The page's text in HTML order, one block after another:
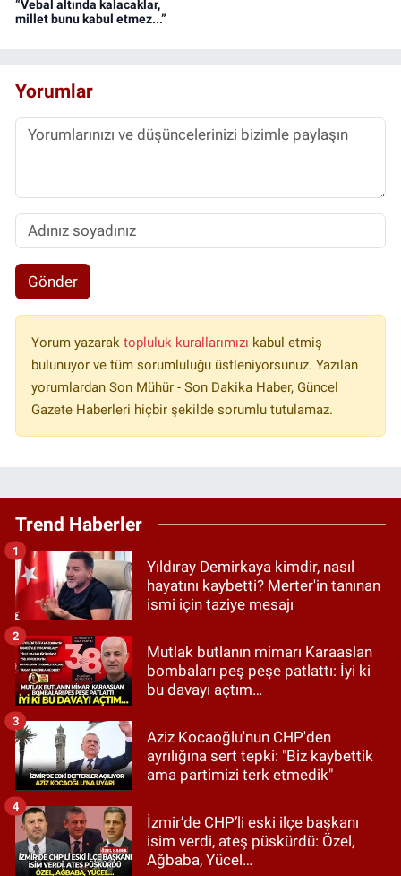
“Vebal altında kalacaklar,
millet bunu kabul etmez...”
Yorumlar
Gönder
Yorum yazarak topluluk kurallarımızı kabul etmiş
bulunuyor ve tüm sorumluluğu üstleniyorsunuz. Yazılan
yorumlardan Son Mühür - Son Dakika Haber, Güncel
Gazete Haberleri hiçbir şekilde sorumlu tutulamaz.
Trend Haberler
Yıldıray Demirkaya kimdir, nasıl
hayatını kaybetti? Merter'in tanınan
ismi için taziye mesajı
1
Mutlak butlanın mimarı Karaaslan
bombaları peş peşe patlattı: İyi ki
bu davayı açtım…
2
Aziz Kocaoğlu'nun CHP'den
ayrılığına sert tepki: "Biz kaybettik
ama partimizi terk etmedik"
3
İzmir’de CHP’li eski ilçe başkanı
isim verdi, ateş püskürdü: Özel,
Ağbaba, Yücel…
4